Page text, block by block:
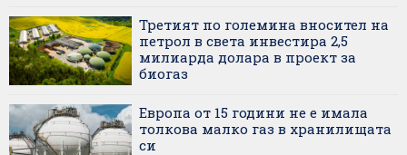
Третият по големина вносител на
петрол в света инвестира 2,5
милиарда долара в проект за
биогаз
Европа от 15 години не е имала
толкова малко газ в хранилищата
си